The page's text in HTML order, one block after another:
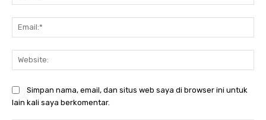
Simpan nama, email, dan situs web saya di browser ini untuk
lain kali saya berkomentar.